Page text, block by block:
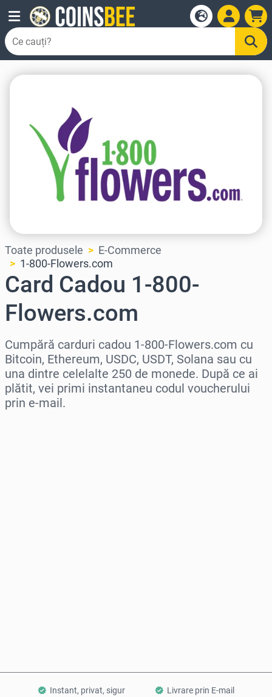
Toate produsele
E-Commerce
1-800-Flowers.com
Card Cadou 1-800-
Flowers.com
Cumpără carduri cadou 1-800-Flowers.com cu
Bitcoin, Ethereum, USDC, USDT, Solana sau cu
una dintre celelalte 250 de monede. După ce ai
plătit, vei primi instantaneu codul voucherului
prin e-mail.
Instant, privat, sigur Livrare prin E-mail